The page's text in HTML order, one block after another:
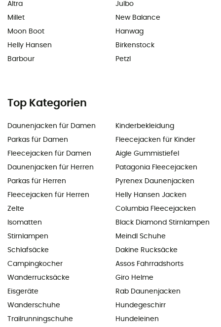
Altra
Millet
Moon Boot
Helly Hansen
Barbour
Julbo
New Balance
Hanwag
Birkenstock
Petzl
Top Kategorien
Daunenjacken für Damen
Parkas für Damen
Fleecejacken für Damen
Daunenjacken für Herren
Parkas für Herren
Fleecejacken für Herren
Zelte
Isomatten
Stirnlampen
Schlafsäcke
Campingkocher
Wanderrucksäcke
Eisgeräte
Wanderschuhe
Trailrunningschuhe
Kinderbekleidung
Fleecejacken für Kinder
Aigle Gummistiefel
Patagonia Fleecejacken
Pyrenex Daunenjacken
Helly Hansen Jacken
Columbia Fleecejacken
Black Diamond Stirnlampen
Meindl Schuhe
Dakine Rucksäcke
Assos Fahrradshorts
Giro Helme
Rab Daunenjacken
Hundegeschirr
Hundeleinen